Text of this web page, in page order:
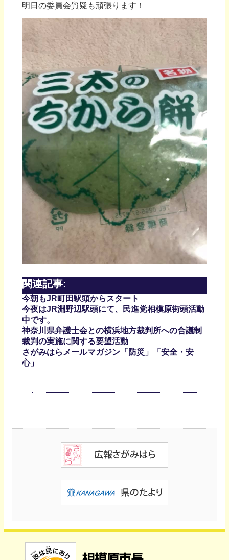
明日の委員会質疑も頑張ります！
関連記事:
今朝もJR町田駅頭からスタート
今夜はJR淵野辺駅頭にて、民進党相模原街頭活動
中です。
神奈川県弁護士会との横浜地方裁判所への合議制
裁判の実施に関する要望活動
さがみはらメールマガジン「防災」「安全・安
心」